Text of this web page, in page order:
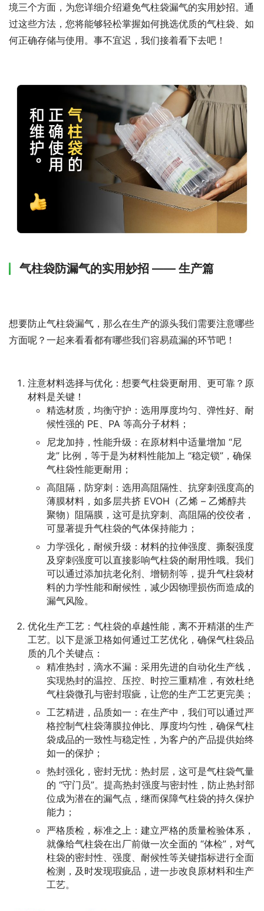
境三个方面，为您详细介绍避免气柱袋漏气的实用妙招。通
过这些方法，您将能够轻松掌握如何挑选优质的气柱袋、如
何正确存储与使用。事不宜迟，我们接着看下去吧！
气柱袋防漏气的实用妙招 —— 生产篇
想要防止气柱袋漏气，那么在生产的源头我们需要注意哪些
方面呢？一起来看看都有哪些我们容易疏漏的环节吧！
注意材料选择与优化：想要气柱袋更耐用、更可靠？原
材料是关键！
精选材质，均衡守护：选用厚度均匀、弹性好、耐
候性强的 PE、PA 等高分子材料；
尼龙加持，性能升级：在原材料中适量增加 “尼
龙” 比例，等于是为材料性能加上 “稳定锁”，确保
气柱袋性能更耐用；
高阻隔，防穿刺：选用高阻隔性、抗穿刺强度高的
薄膜材料，如多层共挤 EVOH（乙烯 – 乙烯醇共
聚物）阻隔膜，这可是抗穿刺、高阻隔的佼佼者，
可显著提升气柱袋的气体保持能力；
力学强化，耐候升级：材料的拉伸强度、撕裂强度
及穿刺强度可以直接影响气柱袋的耐用性哦。我们
可以通过添加抗老化剂、增韧剂等，提升气柱袋材
料的力学性能和耐候性，减少因物理损伤而造成的
漏气风险。
优化生产工艺：气柱袋的卓越性能，离不开精湛的生产
工艺。以下是派卫格如何通过工艺优化，确保气柱袋品
质的几个关键点：
精准热封，滴水不漏：采用先进的自动化生产线，
实现热封的温控、压控、时控三重精准，有效杜绝
气柱袋微孔与密封瑕疵，让您的生产工艺更完美；
工艺精进，品质如一：在生产中，我们可以通过严
格控制气柱袋薄膜拉伸比、厚度均匀性，确保气柱
袋成品的一致性与稳定性，为客户的产品提供始终
如一的保护；
热封强化，密封无忧：热封层，这可是气柱袋气量
的 “守门员”。提高热封强度与密封性，防止热封部
位成为潜在的漏气点，继而保障气柱袋的持久保护
能力；
严格质检，标准之上：建立严格的质量检验体系，
就像给气柱袋在出厂前做一次全面的 “体检”，对气
柱袋的密封性、强度、耐候性等关键指标进行全面
检测，及时发现瑕疵品，进一步改良原材料和生产
工艺。